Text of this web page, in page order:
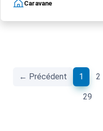
Caravane
← Précédent 1 2
29